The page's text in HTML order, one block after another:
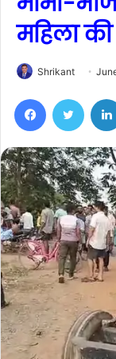
महिला
Shrikant